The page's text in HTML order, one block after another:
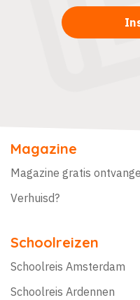
Magazine
Magazine gratis
Verhuisd?
Schoolreizen
Schoolreis Amsterdam
Schoolreis Ardennen